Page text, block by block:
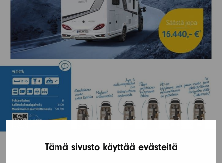
Tämä sivusto käyttää evästeitä